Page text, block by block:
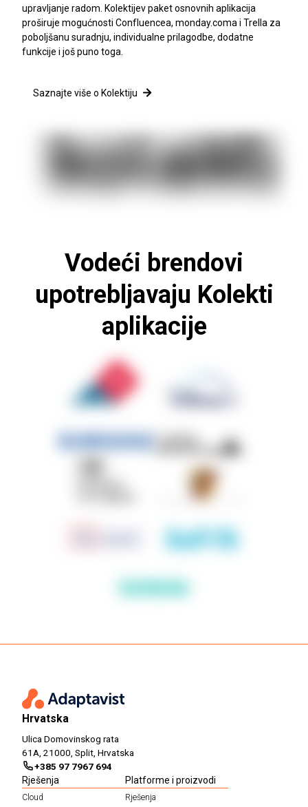
upravljanje radom. Kolektijev paket osnovnih aplikacija
proširuje mogućnosti Confluencea, monday.coma i Trella za
poboljšanu suradnju, individualne prilagodbe, dodatne
funkcije i još puno toga.
Saznajte više o Kolektiju
Vodeći brendovi
upotrebljavaju Kolekti
aplikacije
Hrvatska
Ulica Domovinskog rata
61A, 21000, Split, Hrvatska
+385 97 7967 694
Rješenja
Cloud
Platforme i proizvodi
Rješenja